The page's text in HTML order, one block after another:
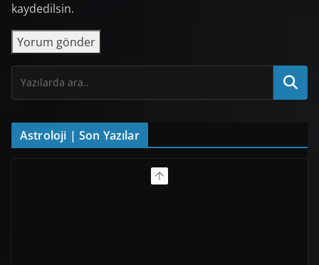
kaydedilsin.
Astroloji | Son Yazılar